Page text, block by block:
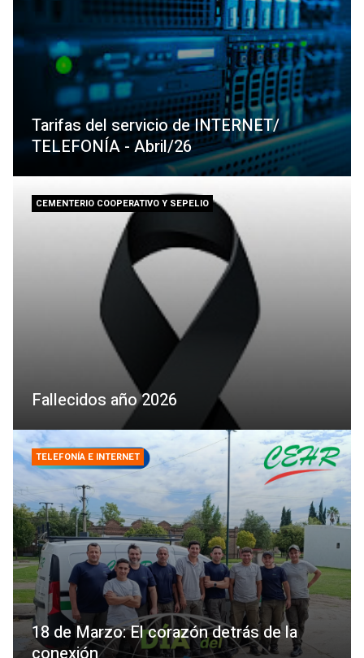
Tarifas del servicio de INTERNET/
TELEFONÍA - Abril/26
CEMENTERIO COOPERATIVO Y SEPELIO
Fallecidos año 2026
TELEFONÍA E INTERNET
18 de Marzo: El corazón detrás de la